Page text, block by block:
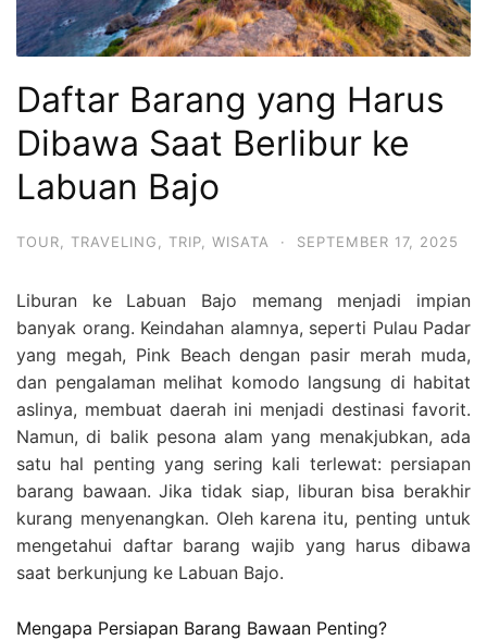
Daftar Barang yang Harus
Dibawa Saat Berlibur ke
Labuan Bajo
TOUR, TRAVELING, TRIP, WISATA · SEPTEMBER 17, 2025
Liburan ke Labuan Bajo memang menjadi impian
banyak orang. Keindahan alamnya, seperti Pulau Padar
yang megah, Pink Beach dengan pasir merah muda,
dan pengalaman melihat komodo langsung di habitat
aslinya, membuat daerah ini menjadi destinasi favorit.
Namun, di balik pesona alam yang menakjubkan, ada
satu hal penting yang sering kali terlewat: persiapan
barang bawaan. Jika tidak siap, liburan bisa berakhir
kurang menyenangkan. Oleh karena itu, penting untuk
mengetahui daftar barang wajib yang harus dibawa
saat berkunjung ke Labuan Bajo.
Mengapa Persiapan Barang Bawaan Penting?